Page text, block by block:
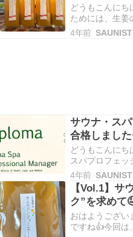
どうもこんにち
ためには、生姜
日この頃。先日
追買いしました
4年前 SAUNIST
サウナ・ス
合格しまし
どうもこんにち
スパプロフェッ
験は思った以上
ました。申込
に書いていき
ロフェッショナ
本サウナ・ス
4年前 SAUNIST
【Vol.1】サ
ク”を求めて
おはようござい
ですね👍今回は